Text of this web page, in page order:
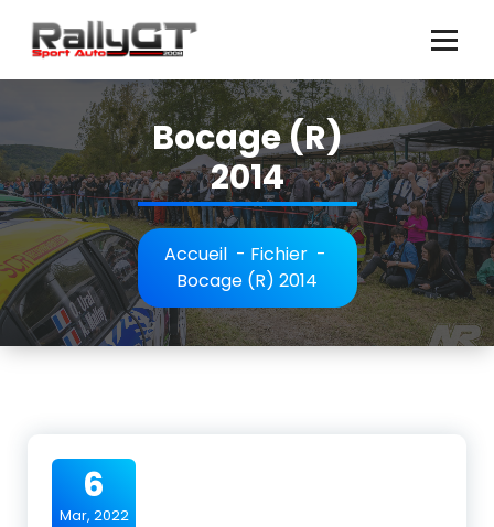
contenu
Bocage (R)
2014
Accueil- Fichier-
Bocage (R) 2014
6
Mar, 2022